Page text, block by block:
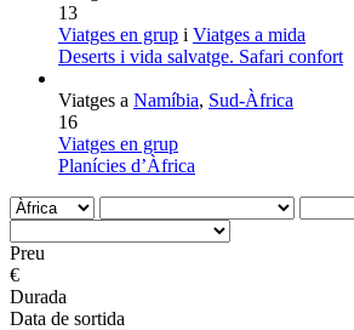
13
Viatges en grup i Viatges a mida
Deserts i vida salvatge. Safari confort
Viatges a Namíbia, Sud-Àfrica
16
Viatges en grup
Planícies d’Àfrica
Preu
€
Durada
Data de sortida